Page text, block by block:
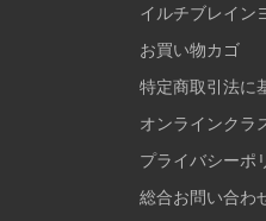
イルチブレイン
お買い物カゴ
特定商取引法に
オンラインクラ
プライバシーポ
総合お問い合わ